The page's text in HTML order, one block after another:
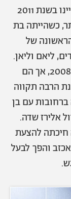
דוגמנית ומנחת טלוויזיה. לוי נכנסה לחיינו בשנת 2011
כשהייתה בת
הראשונה של
ליאם וליאן.
הזוגיות לא שרדה, הם התגרשו בשנת 2008, אך הם
הרבה תקווה
ברחובות עם בן
אלירז שדה.
חיכתה להצעת
2018 הזוג לא אכזב והפך לבעל